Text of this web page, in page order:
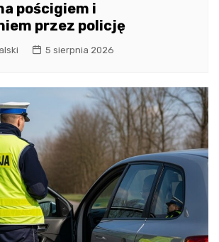
pościgiem i
przez policję
5 sierpnia 2026